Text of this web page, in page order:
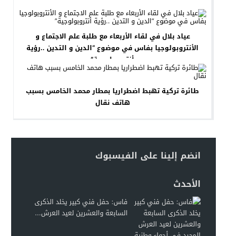
عياد بلال في لقاء الأربعاء مع طلبة علم الاجتماع و
الأنتروبولوجيا بفاس في موضوع “الدين و التدين ..رؤية
أنتروبولوجية”
طائرة تركية تهبط اضطراريا بمطار محمد الخامس بسبب
هاتف نقال
انضم إلينا على الفيسبوك
الأحدث
فاس: حفل فني كبير يخلد الذكرى
السابعة والعشرين لعيد العرش...